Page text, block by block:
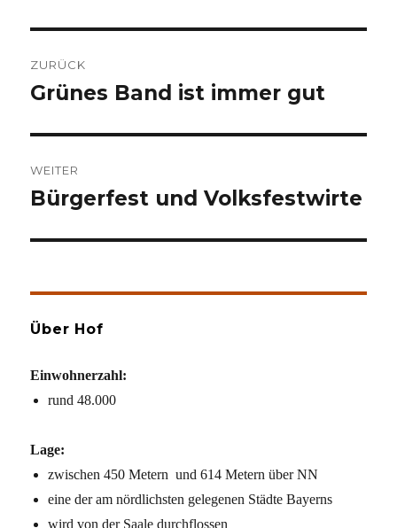
ZURÜCK
Vorheriger
Grünes Band ist immer gut
WEITER
Nächster
Bürgerfest und Volksfestwirte
Über Hof
Einwohnerzahl:
rund 48.000
Lage:
zwischen 450 Metern und 614 Metern über NN
eine der am nördlichsten gelegenen Städte Bayerns
wird von der Saale durchflossen